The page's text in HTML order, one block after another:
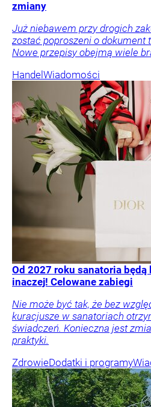
zmiany
Już niebawem przy drogich
zostać poproszeni o dokument
Nowe przepisy obejmą wiele
Handel Wiadomości
Od 2027 roku sanatoria
inaczej! Celowane zabiegi
Nie może być tak, że bez
kuracjusze w sanatoriach
świadczeń. Konieczna jest
praktyki.
ZdrowieDodatki i programy